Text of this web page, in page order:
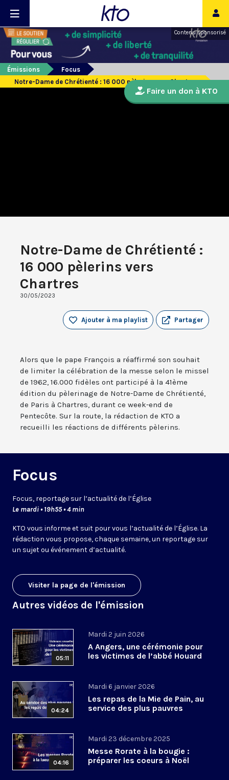
Contenu sponsorisé
Émissions
Focus
Notre-Dame de Chrétienté : 16 000 pèlerins vers Chartres
Notre-Dame de Chrétienté :
16 000 pèlerins vers
Chartres
30/05/2023
Partager
Ajouter à ma playlist
Alors que le pape François a réaffirmé son souhait
de limiter la célébration de la messe selon le missel
de 1962, 16.000 fidèles ont participé à la 41ème
édition du pèlerinage de Notre-Dame de Chrétienté,
de Paris à Chartres, durant ce week-end de
Pentecôte. Sur la route, la rédaction de KTO a
recueilli les réactions de différents pèlerins.
Focus
Focus, reportage sur l’actualité de l’Église
Le mardi • 19h55 • 4 min
KTO vous informe et suit pour vous l’actualité de l’Église. La
rédaction vous propose, chaque semaine, un reportage sur
un sujet ou événement d’actualité.
Visiter la page de l'émission
Autres vidéos de l'émission
05:11
Mardi 2 juin 2026
A Angers, une cérémonie pour
les victimes de l’abbé Houard
04:24
Mardi 6 janvier 2026
Les repas de la Mie de Pain, au
service des plus pauvres
04:16
Mardi 23 décembre 2025
Messe Rorate à la bougie :
préparer les coeurs à Noël
Faire un don à KTO